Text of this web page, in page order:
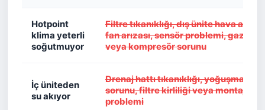
Hotpoint
klima yeterli
soğutmuyor
Filtre tıkanıklığı, dış ünite hava akışı
fan arızası, sensör problemi, gaz
veya kompresör sorunu
İç üniteden
su akıyor
Drenaj hattı tıkanıklığı, yoğuşma
sorunu, filtre kirliliği veya montaj
problemi